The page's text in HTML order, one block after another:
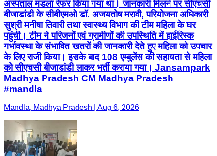
अस्पताल मंडला रेफर किया गया था। जानकारी मिलने पर सीएचसी
बीजाडांडी के सीबीएमओ डॉ. अजयतोष मरावी, परियोजना अधिकारी
सुश्री मनीषा तिवारी तथा स्वास्थ्य विभाग की टीम महिला के घर
पहुंची। टीम ने परिजनों एवं ग्रामीणों की उपस्थिति में हाईरिस्क
गर्भावस्था के संभावित खतरों की जानकारी देते हुए महिला को उपचार
के लिए राजी किया। इसके बाद 108 एम्बुलेंस की सहायता से महिला
को सीएचसी बीजाडांडी लाकर भर्ती कराया गया। Jansampark
Madhya Pradesh CM Madhya Pradesh
#mandla
Mandla, Madhya Pradesh | Aug 6, 2026